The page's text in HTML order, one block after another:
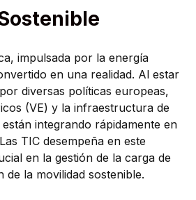
impulsada por la energía
en una realidad. Al estar
diversas políticas europeas,
(VE) y la infraestructura de
integrando rápidamente en
TIC desempeña en este
en la gestión de la carga de
de la movilidad sostenible.